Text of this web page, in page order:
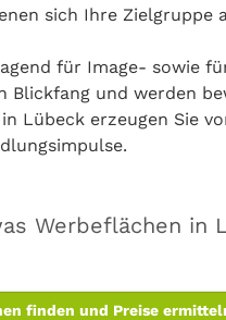
sich Ihre Zielgruppe
für Image- sowie
Blickfang und werden
Lübeck erzeugen Sie
Werbeflächen in
finden und Preise